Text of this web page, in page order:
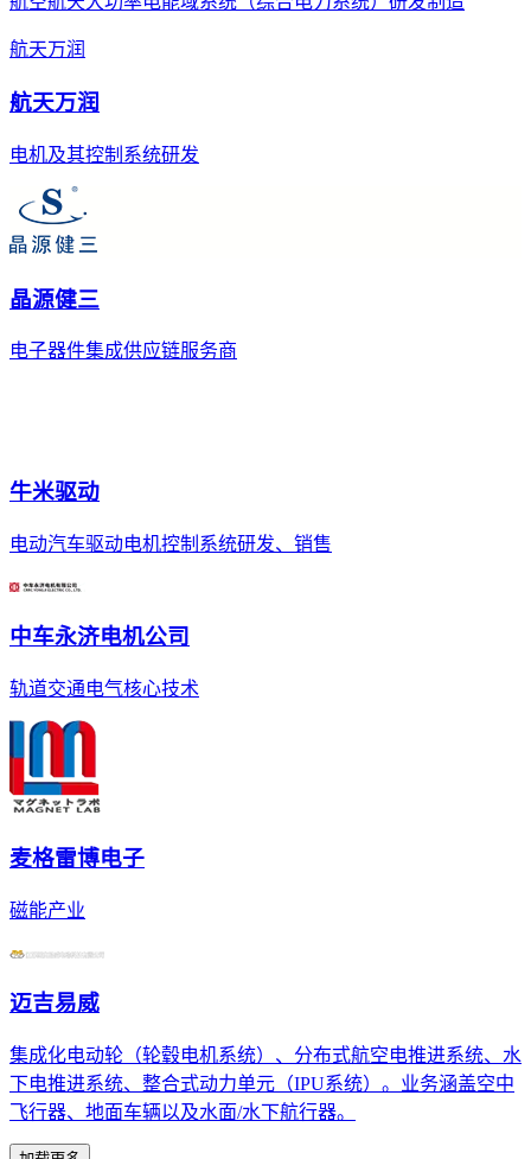
航天万润
航天万润
电机及其控制系统研发
晶源健三
电子器件集成供应链服务商
牛米驱动
电动汽车驱动电机控制系统研发、销售
中车永济电机公司
轨道交通电气核心技术
麦格雷博电子
磁能产业
迈吉易威
集成化电动轮（轮毂电机系统）、分布式航空电推进系统、水
下电推进系统、整合式动力单元（IPU系统）。业务涵盖空中
飞行器、地面车辆以及水面/水下航行器。